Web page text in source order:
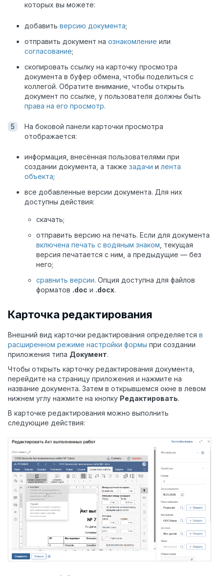
которых вы можете:
добавить версию документа;
отправить документ на ознакомление или
согласование;
скопировать ссылку на карточку просмотра
документа в буфер обмена, чтобы поделиться с
коллегой. Обратите внимание, чтобы открыть
документ по ссылке, у пользователя должны быть
права на его просмотр.
На боковой панели карточки просмотра
отображается:
информация, внесённая пользователями при
создании документа, а также задачи и лента
объекта;
все добавленные версии документа. Для них
доступны действия:
скачать;
отправить версию на печать. Если для документа
включена печать с водяным знаком, текущая
версия печатается с ним, а предыдущие — без
него;
сравнить версии. Опция доступна для файлов
форматов .doc и .docx.
Карточка редактирования
Внешний вид карточки редактирования определяется в
расширенном режиме настройки формы при создании
приложения типа Документ.
Чтобы открыть карточку редактирования документа,
перейдите на страницу приложения и нажмите на
название документа. Затем в открывшемся окне в левом
нижнем углу нажмите на кнопку Редактировать.
В карточке редактирования можно выполнить
следующие действия: